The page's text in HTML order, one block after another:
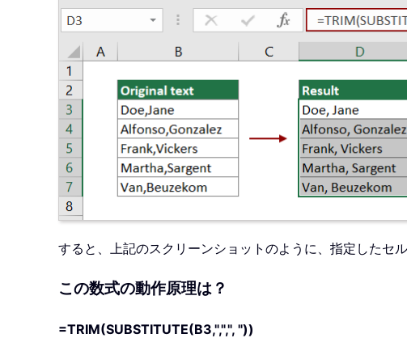
すると、上記のスクリーンショットのように、指定したセ
この数式の動作原理は？
=TRIM(SUBSTITUTE(B3,",",", "))